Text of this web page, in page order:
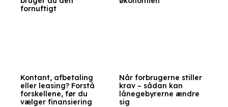
fornuftigt
Kontant, afbetaling
eller leasing? Forstå
forskellene, før du
vælger finansiering
Når forbrugerne stiller
krav – sådan kan
lånegebyrerne ændre
sig